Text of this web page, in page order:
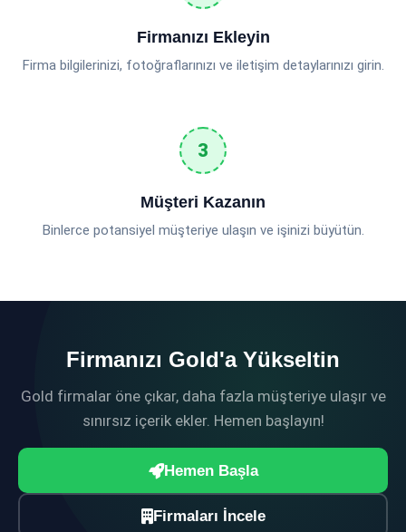
Firmanızı Ekleyin
Firma bilgilerinizi, fotoğraflarınızı ve iletişim detaylarınızı girin.
Müşteri Kazanın
Binlerce potansiyel müşteriye ulaşın ve işinizi büyütün.
Firmanızı Gold'a Yükseltin
Gold firmalar öne çıkar, daha fazla müşteriye ulaşır ve
sınırsız içerik ekler. Hemen başlayın!
Hemen Başla
Firmaları İncele